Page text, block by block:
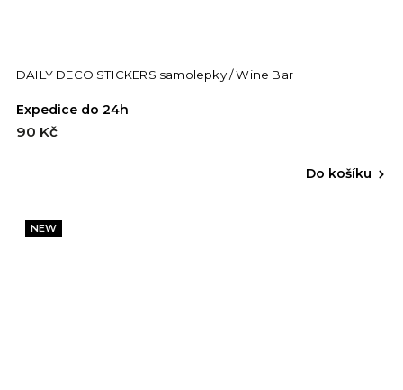
DAILY DECO STICKERS samolepky / Wine Bar
Expedice do 24h
90 Kč
Do košíku
NEW